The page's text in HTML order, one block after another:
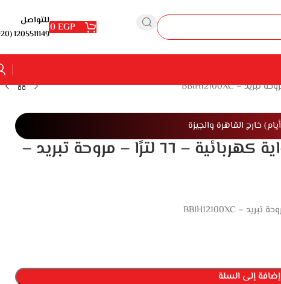
0EGP للتواصل
1205511149 (20+)
فرن غاز بيكو – ٦٠ سم مع شواية كهربائية – ٦٦ لترًا – مروحة تبريد –
إضافة إلى السلة